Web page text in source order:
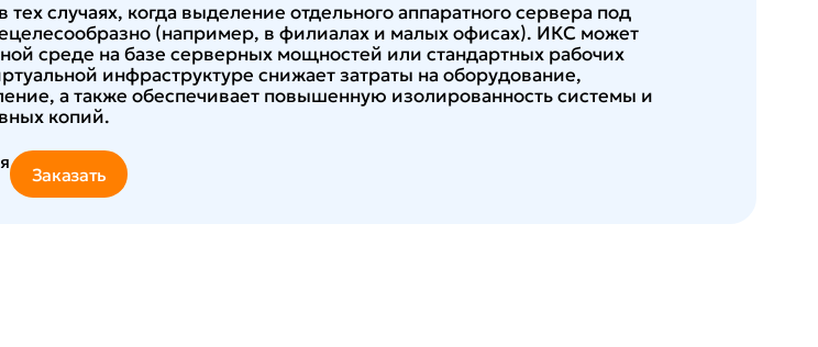
случаях, когда выделение отдельного аппаратного сервера под
(например, в филиалах и малых офисах). ИКС может
среде на базе серверных мощностей или стандартных рабочих
инфраструктуре снижает затраты на оборудование,
а также обеспечивает повышенную изолированность системы и
копий.
Заказать